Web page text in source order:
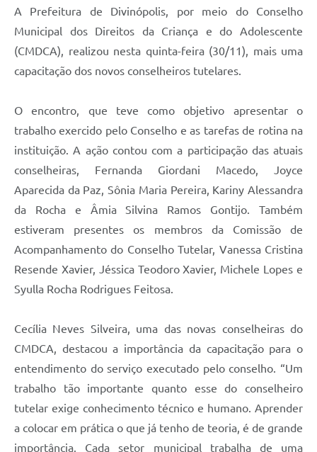
A Prefeitura de Divinópolis, por meio do Conselho
Municipal dos Direitos da Criança e do Adolescente
(CMDCA), realizou nesta quinta-feira (30/11), mais uma
capacitação dos novos conselheiros tutelares.
O encontro, que teve como objetivo apresentar o
trabalho exercido pelo Conselho e as tarefas de rotina na
instituição. A ação contou com a participação das atuais
conselheiras, Fernanda Giordani Macedo, Joyce
Aparecida da Paz, Sônia Maria Pereira, Kariny Alessandra
da Rocha e Âmia Silvina Ramos Gontijo. Também
estiveram presentes os membros da Comissão de
Acompanhamento do Conselho Tutelar, Vanessa Cristina
Resende Xavier, Jéssica Teodoro Xavier, Michele Lopes e
Syulla Rocha Rodrigues Feitosa.
Cecília Neves Silveira, uma das novas conselheiras do
CMDCA, destacou a importância da capacitação para o
entendimento do serviço executado pelo conselho. “Um
trabalho tão importante quanto esse do conselheiro
tutelar exige conhecimento técnico e humano. Aprender
a colocar em prática o que já tenho de teoria, é de grande
importância. Cada setor municipal trabalha de uma